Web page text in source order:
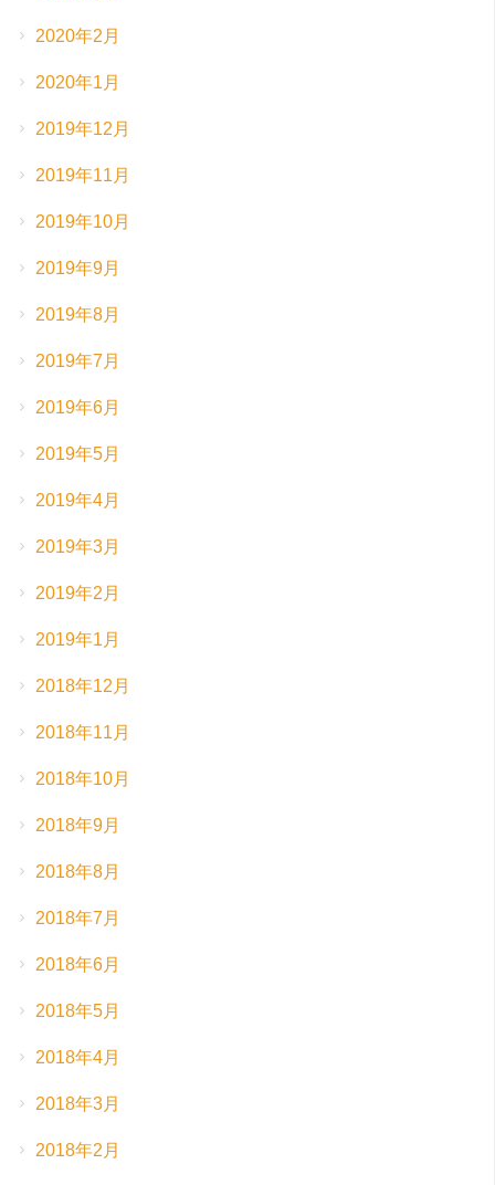
2020年2月
2020年1月
2019年12月
2019年11月
2019年10月
2019年9月
2019年8月
2019年7月
2019年6月
2019年5月
2019年4月
2019年3月
2019年2月
2019年1月
2018年12月
2018年11月
2018年10月
2018年9月
2018年8月
2018年7月
2018年6月
2018年5月
2018年4月
2018年3月
2018年2月